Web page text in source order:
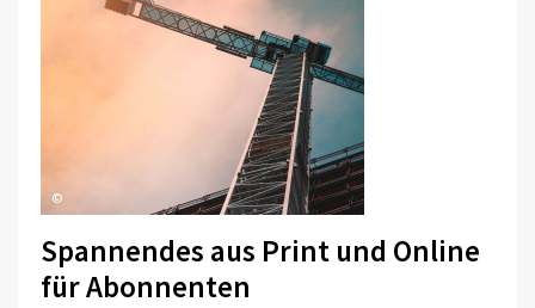
©
Spannendes aus Print und Online
für Abonnenten